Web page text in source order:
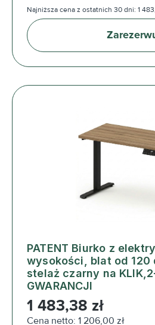
Najniższa cena z ostatnich 30 dni: 1
PATENT Biurko z
wysokości, blat od 120
stelaż czarny na
GWARANCJI
Cena regularna:
1 483,38 zł
Cena netto: 1 206,00 zł